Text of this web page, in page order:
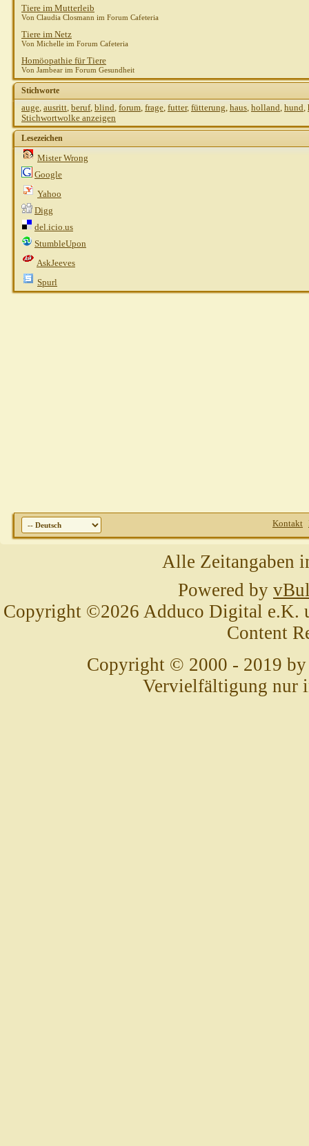
Tiere im Mutterleib
Von Claudia Closmann im Forum Cafeteria
Tiere im Netz
Von Michelle im Forum Cafeteria
Homöopathie für Tiere
Von Jambear im Forum Gesundheit
Stichworte
auge, ausritt, beruf, blind, forum, frage, futter, fütterung, haus, holland, hund,
Stichwortwolke anzeigen
Lesezeichen
Mister Wrong
Google
Yahoo
Digg
del.icio.us
StumbleUpon
AskJeeves
Spurl
Kontakt
Alle Zeitangaben
Powered by
Copyright ©2026 Adduco Digital e.K.
Content
Copyright © 2000 - 2019
Vervielfältigung nur